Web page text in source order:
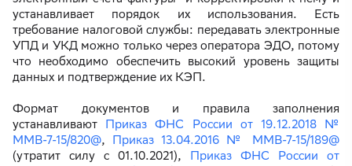
устанавливает порядок их использования. Есть
требование налоговой службы: передавать электронные
УПД и УКД можно только через оператора ЭДО, потому
что необходимо обеспечить высокий уровень защиты
данных и подтверждение их КЭП.
Формат документов и правила заполнения
устанавливают Приказ ФНС России от 19.12.2018 №
ММВ-7-15/820@, Приказ 13.04.2016 № ММВ-7-15/189@
(утратит силу с 01.10.2021), Приказ ФНС России от